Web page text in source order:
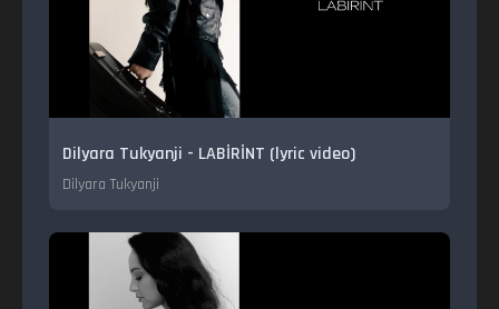
Dilyara Tukyanji - LABİRİNT (lyric video)
Dilyara Tukyanji